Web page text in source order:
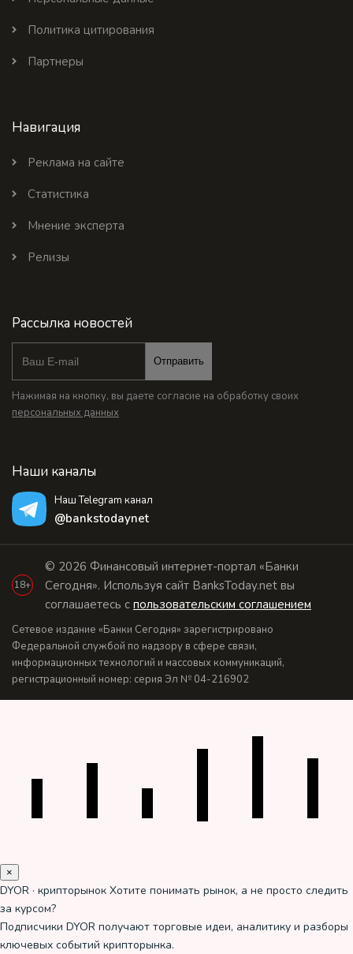
Политика цитирования
Партнеры
Навигация
Реклама на сайте
Статистика
Мнение эксперта
Релизы
Рассылка новостей
Отправить
Нажимая на кнопку, вы даете согласие на обработку своих
персональных данных
Наши каналы
Наш Telegram канал
@bankstodaynet
18+
© 2026 Финансовый интернет-портал «Банки
Сегодня». Используя сайт BanksToday.net вы
соглашаетесь с пользовательским соглашением
Сетевое издание «Банки Сегодня» зарегистрировано
Федеральной службой по надзору в сфере связи,
информационных технологий и массовых коммуникаций,
регистрационный номер: серия Эл № 04-216902
×
DYOR · крипторынок Хотите понимать рынок, а не просто следить
за курсом?
Подписчики DYOR получают торговые идеи, аналитику и разборы
ключевых событий крипторынка.